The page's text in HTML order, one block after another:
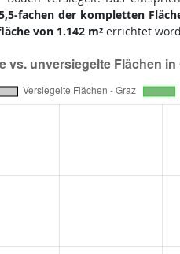
fachen der kompletten
von 1.142 m²errichtet